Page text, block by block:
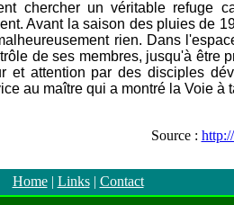
chercher un véritable refuge
Avant la saison des pluies de
rien. Dans
de ses membres, jusqu'à être
et attention par des disciples
au maître qui a montré la Voie
Source :
Home| Links| Contact